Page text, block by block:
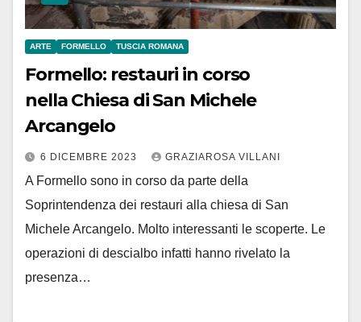
ARTE FORMELLO TUSCIA ROMANA
Formello: restauri in corso
nella Chiesa di San Michele
Arcangelo
6 DICEMBRE 2023 GRAZIAROSA VILLANI
A Formello sono in corso da parte della
Soprintendenza dei restauri alla chiesa di San
Michele Arcangelo. Molto interessanti le scoperte. Le
operazioni di descialbo infatti hanno rivelato la
presenza…